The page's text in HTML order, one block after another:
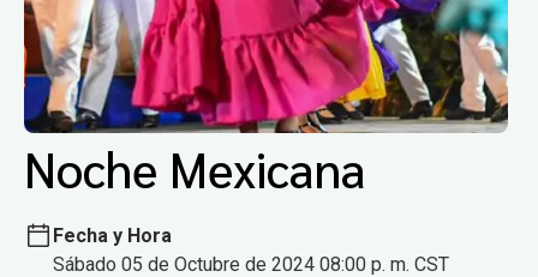
Noche Mexicana
Fecha y Hora
Sábado 05 de Octubre de 2024 08:00 p. m. CST